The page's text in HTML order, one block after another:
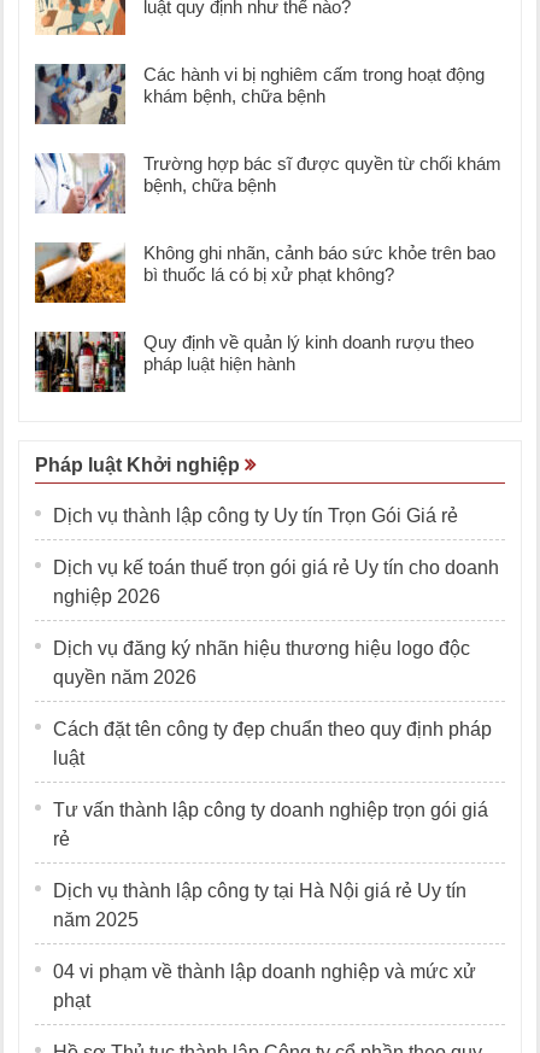
luật quy định như thế nào?
Các hành vi bị nghiêm cấm trong hoạt động
khám bệnh, chữa bệnh
Trường hợp bác sĩ được quyền từ chối khám
bệnh, chữa bệnh
Không ghi nhãn, cảnh báo sức khỏe trên bao
bì thuốc lá có bị xử phạt không?
Quy định về quản lý kinh doanh rượu theo
pháp luật hiện hành
Pháp luật Khởi nghiệp
Dịch vụ thành lập công ty Uy tín Trọn Gói Giá rẻ
Dịch vụ kế toán thuế trọn gói giá rẻ Uy tín cho doanh
nghiệp 2026
Dịch vụ đăng ký nhãn hiệu thương hiệu logo độc
quyền năm 2026
Cách đặt tên công ty đẹp chuẩn theo quy định pháp
luật
Tư vấn thành lập công ty doanh nghiệp trọn gói giá
rẻ
Dịch vụ thành lập công ty tại Hà Nội giá rẻ Uy tín
năm 2025
04 vi phạm về thành lập doanh nghiệp và mức xử
phạt